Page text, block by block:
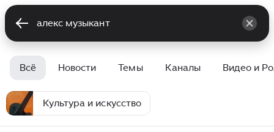
Всё Новости Темы Каналы Видео и
Культура и искусство